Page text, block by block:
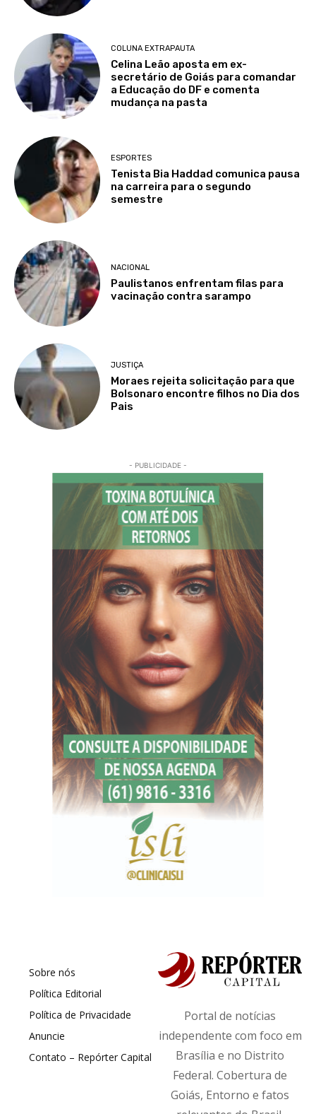
COLUNA EXTRAPAUTA
Celina Leão aposta em ex-
secretário de Goiás para comandar
a Educação do DF e comenta
mudança na pasta
ESPORTES
Tenista Bia Haddad comunica pausa
na carreira para o segundo
semestre
NACIONAL
Paulistanos enfrentam filas para
vacinação contra sarampo
JUSTIÇA
Moraes rejeita solicitação para que
Bolsonaro encontre filhos no Dia dos
Pais
- PUBLICIDADE -
Sobre nós
Política Editorial
Política de Privacidade
Anuncie
Contato – Repórter Capital
Portal de notícias
independente com foco em
Brasília e no Distrito
Federal. Cobertura de
Goiás, Entorno e fatos